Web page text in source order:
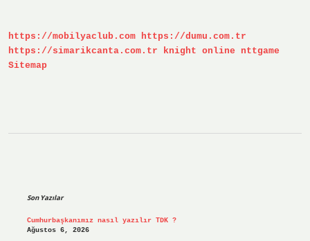
https://mobilyaclub.com https://dumu.com.tr
https://simarikcanta.com.tr
knight online
nttgame
Sitemap
Son Yazılar
Cumhurbaşkanımız nasıl yazılır TDK ?
Ağustos 6, 2026